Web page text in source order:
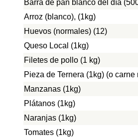
Barra de pan blanco del día
Arroz (blanco), (1kg)
Huevos (normales) (12)
Queso Local (1kg)
Filetes de pollo (1 kg)
Pieza de Ternera (1kg) (o
Manzanas (1kg)
Plátanos (1kg)
Naranjas (1kg)
Tomates (1kg)